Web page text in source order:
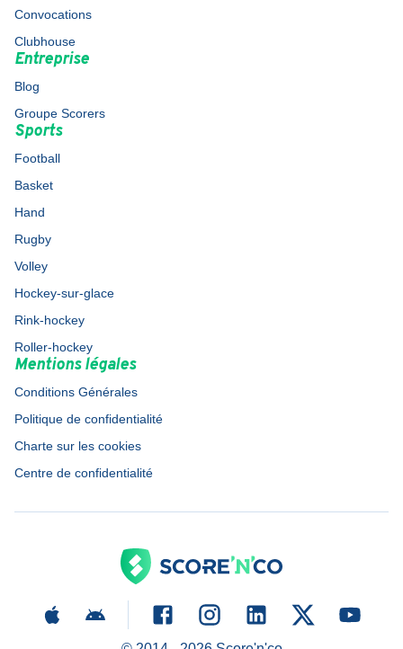
Convocations
Clubhouse
Entreprise
Blog
Groupe Scorers
Sports
Football
Basket
Hand
Rugby
Volley
Hockey-sur-glace
Rink-hockey
Roller-hockey
Mentions légales
Conditions Générales
Politique de confidentialité
Charte sur les cookies
Centre de confidentialité